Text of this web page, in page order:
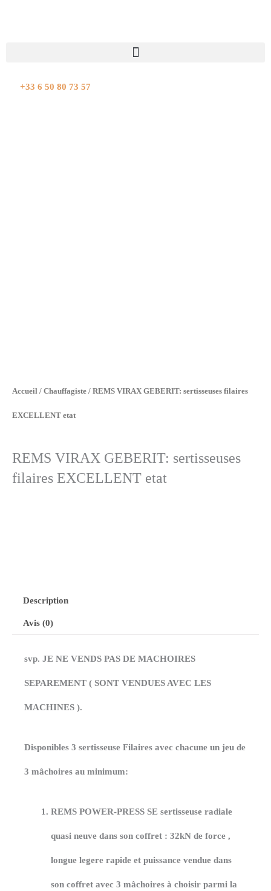
+33 6 50 80 73 57
Accueil / Chauffagiste / REMS VIRAX GEBERIT: sertisseuses filaires
EXCELLENT etat
REMS VIRAX GEBERIT: sertisseuses
filaires EXCELLENT etat
Description
Avis (0)
svp. JE NE VENDS PAS DE MACHOIRES
SEPAREMENT ( SONT VENDUES AVEC LES
MACHINES ).
Disponibles 3 sertisseuse Filaires avec chacune un jeu de
3 mâchoires au minimum:
REMS POWER-PRESS SE sertisseuse radiale
quasi neuve dans son coffret : 32kN de force ,
longue legere rapide et puissance vendue dans
son coffret avec 3 mâchoires à choisir parmi la